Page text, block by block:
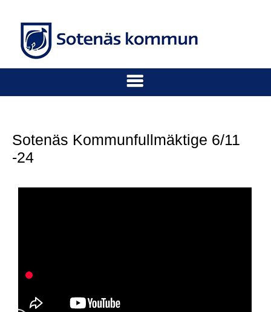
Sotenäs Kommunfullmäktige 6/11
-24